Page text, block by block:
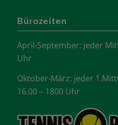
Bürozeiten
April-September: jeder
Uhr
Oktober-März: jeder
16.00 – 1800 Uhr